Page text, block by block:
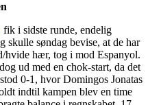
fik i sidste runde, endelig
skulle søndag bevise, at de har
hvide hær, tog i mod Espanyol.
ud med en chok-start, da det
0-1, hvor Domingos Jonatas
indtil kampen blev en time